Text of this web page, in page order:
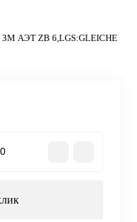
ЗМ АЭТ ZB 6,LGS:GLEICHE